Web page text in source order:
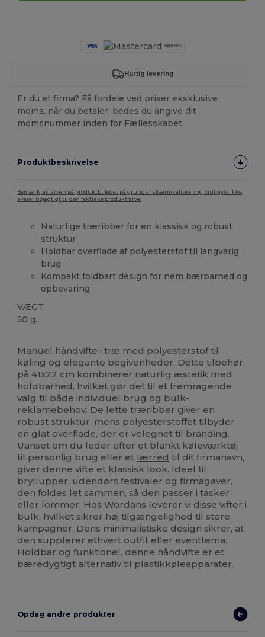
Hurtig levering
Er du et firma? Få fordele ved priser eksklusive
moms, når du betaler, bedes du angive dit
momsnummer inden for Fællesskabet.
Produktbeskrivelse
Bemærk, at farven på produktbilledet på grund af skærmkalibrering muligvis ikke
svarer nøjagtigt til den faktiske produktfarve.
Naturlige træribber for en klassisk og robust
struktur
Holdbar overflade af polyesterstof til langvarig
brug
Kompakt foldbart design for nem bærbarhed og
opbevaring
VÆGT
50 g.
Manuel håndvifte i træ med polyesterstof til
køling og elegante begivenheder. Dette tilbehør
på 41x22 cm kombinerer naturlig æstetik med
holdbarhed, hvilket gør det til et fremragende
valg til både individuel brug og bulk-
reklamebehov. De lette træribber giver en
robust struktur, mens polyesterstoffet tilbyder
en glat overflade, der er velegnet til branding.
Uanset om du leder efter et blankt køleværktøj
til personlig brug eller et lærred til dit firmanavn,
giver denne vifte et klassisk look. Ideel til
bryllupper, udendørs festivaler og firmagaver,
den foldes let sammen, så den passer i tasker
eller lommer. Hos Wordans leverer vi disse vifter i
bulk, hvilket sikrer høj tilgængelighed til store
kampagner. Dens minimalistiske design sikrer, at
den supplerer ethvert outfit eller eventtema.
Holdbar og funktionel, denne håndvifte er et
bæredygtigt alternativ til plastikkøleapparater.
Opdag andre produkter